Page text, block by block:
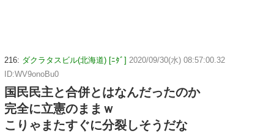
216: ダクラタスビル(北海道) [ﾆﾀﾞ] 2020/09/30(水) 08:57:00.32
ID:WV9onoBu0
国民民主と合併とはなんだったのか
完全に立憲のままｗ
こりゃまたすぐに分裂しそうだな